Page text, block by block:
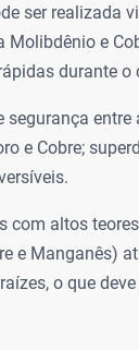
ser realizada
e
durante o
segurança
e Cobre;
com altos
e Manganês)
o que